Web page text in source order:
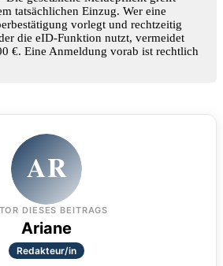
tatsächlichen Einzug. Wer eine
vorlegt und rechtzeitig
die eID-Funktion nutzt, vermeidet
€. Eine Anmeldung vorab ist rechtlich
AR
DIESES BEITRAGS
Ariane
Redakteur/in